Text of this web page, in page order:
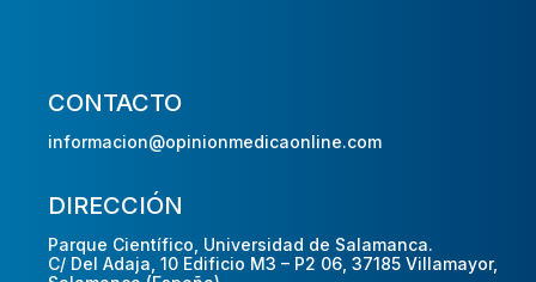
CONTACTO
informacion@opinionmedicaonline.com
DIRECCIÓN
Parque Científico, Universidad de Salamanca.
C/ Del Adaja, 10 Edificio M3 – P2 06, 37185 Villamayor,